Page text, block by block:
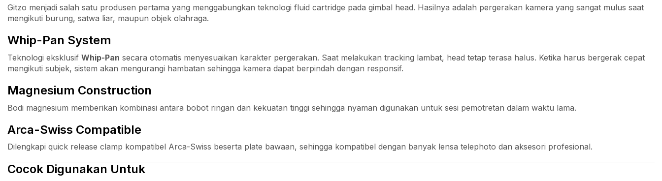
Gitzo menjadi salah satu produsen pertama yang menggabungkan teknologi fluid cartridge pada gimbal head. Hasilnya adalah pergerakan kamera yang sangat mulus saat
mengikuti burung, satwa liar, maupun objek olahraga.
Whip-Pan System
Teknologi eksklusif Whip-Pan secara otomatis menyesuaikan karakter pergerakan. Saat melakukan tracking lambat, head tetap terasa halus. Ketika harus bergerak cepat
mengikuti subjek, sistem akan mengurangi hambatan sehingga kamera dapat berpindah dengan responsif.
Magnesium Construction
Bodi magnesium memberikan kombinasi antara bobot ringan dan kekuatan tinggi sehingga nyaman digunakan untuk sesi pemotretan dalam waktu lama.
Arca-Swiss Compatible
Dilengkapi quick release clamp kompatibel Arca-Swiss beserta plate bawaan, sehingga kompatibel dengan banyak lensa telephoto dan aksesori profesional.
Cocok Digunakan Untuk